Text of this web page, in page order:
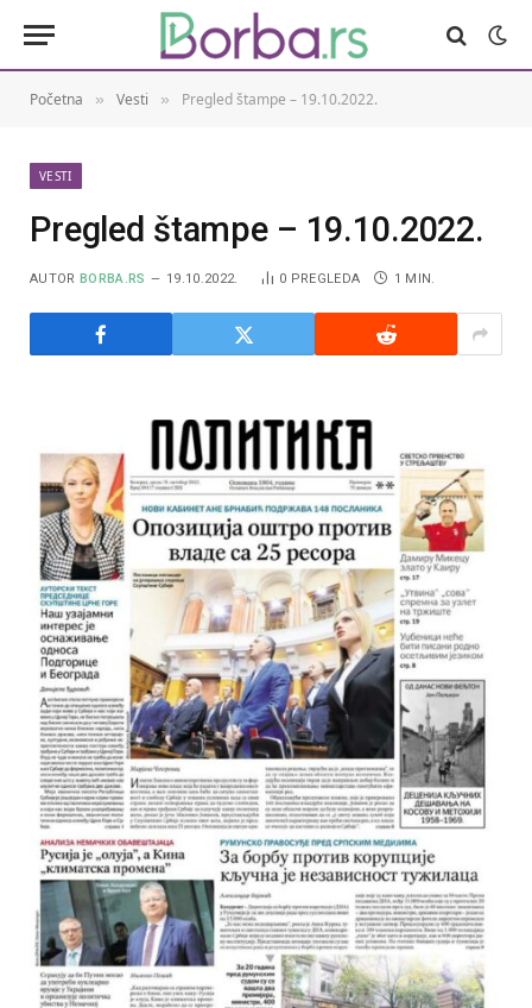
Početna » Vesti » Pregled štampe – 19.10.2022.
VESTI
Pregled štampe – 19.10.2022.
AUTOR BORBA.RS 19.10.2022. 0 PREGLEDA 1 MIN.